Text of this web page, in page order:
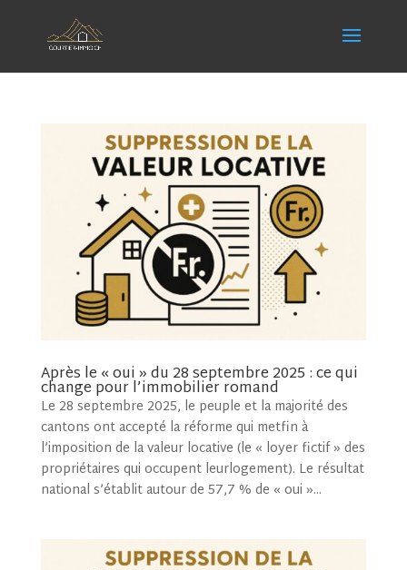
Après le « oui » du 28 septembre 2025 : ce qui
change pour l’immobilier romand
Le 28 septembre 2025, le peuple et la majorité des
cantons ont accepté la réforme qui metfin à
l’imposition de la valeur locative (le « loyer fictif » des
propriétaires qui occupent leurlogement). Le résultat
national s’établit autour de 57,7 % de « oui »...